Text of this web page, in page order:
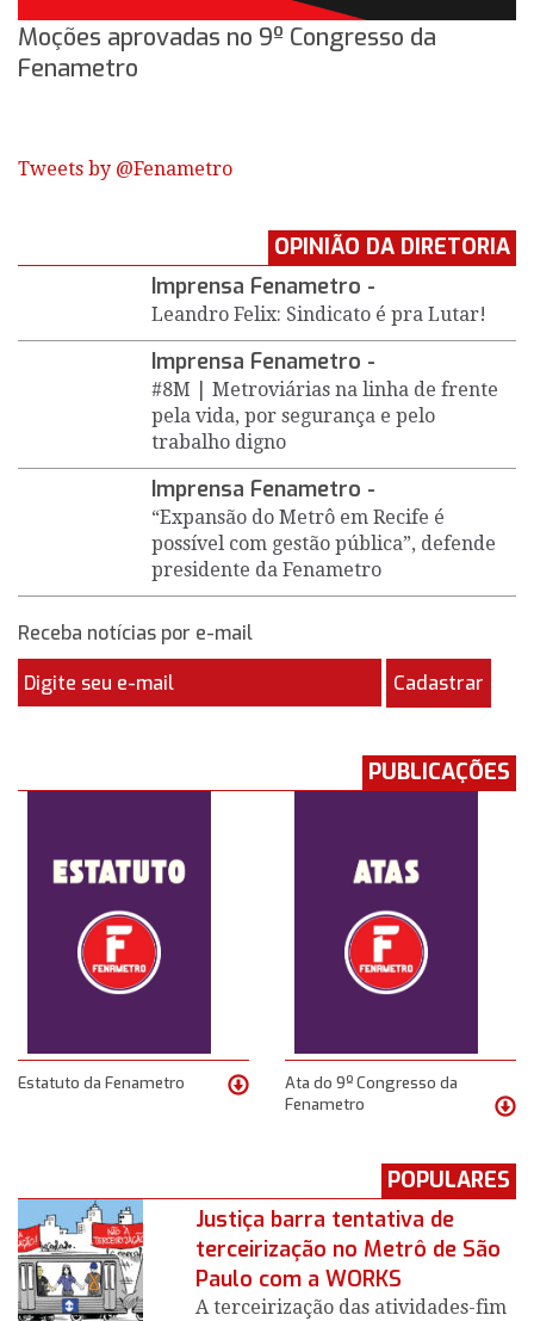
Moções aprovadas no 9º Congresso da
Fenametro
Tweets by @Fenametro
OPINIÃO DA DIRETORIA
Imprensa Fenametro -
Leandro Felix: Sindicato é pra Lutar!
Imprensa Fenametro -
#8M | Metroviárias na linha de frente
pela vida, por segurança e pelo
trabalho digno
Imprensa Fenametro -
“Expansão do Metrô em Recife é
possível com gestão pública”, defende
presidente da Fenametro
Receba notícias por e-mail
Cadastrar
PUBLICAÇÕES
Estatuto da Fenametro
Ata do 9º Congresso da
Fenametro
POPULARES
Justiça barra tentativa de
terceirização no Metrô de São
Paulo com a WORKS
A terceirização das atividades-fim